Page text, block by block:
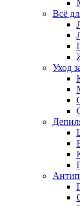
Всё
Уход